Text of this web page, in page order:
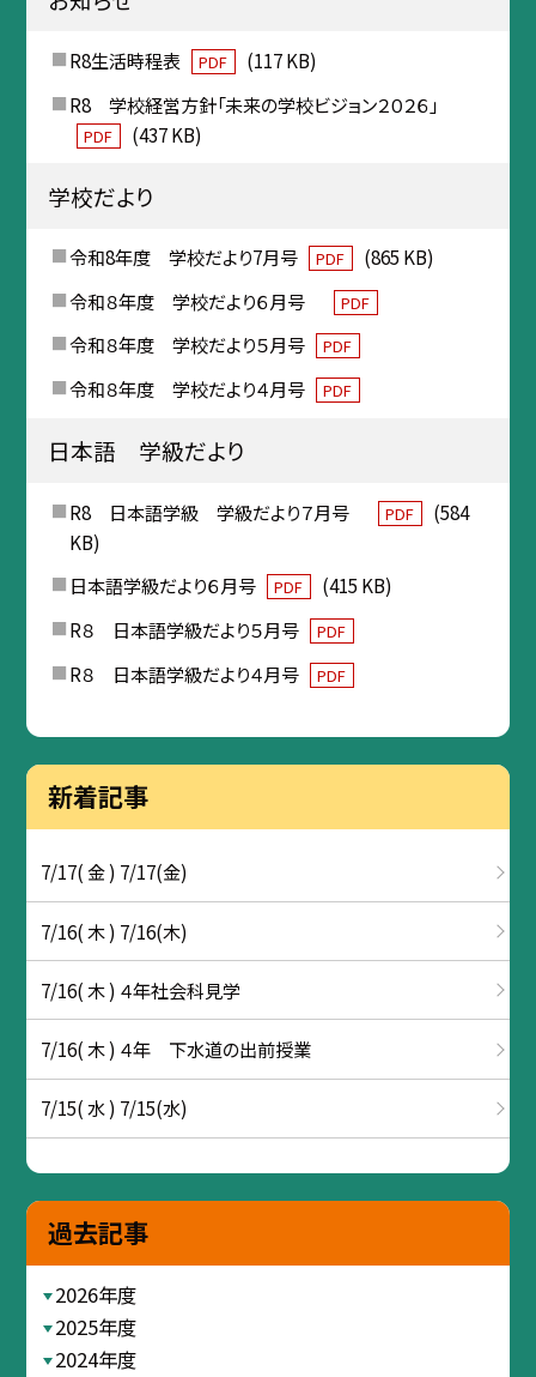
R8生活時程表 PDF
(117 KB)
R8 学校経営方針「未来の学校ビジョン２０２６」
PDF (437 KB)
学校だより
令和8年度 学校だより7月号 PDF
(865 KB)
令和８年度 学校だより６月号
PDF
令和８年度 学校だより５月号 PDF
令和８年度 学校だより４月号 PDF
日本語 学級だより
R8 日本語学級 学級だより７月号 PDF
(584
KB)
日本語学級だより６月号
PDF
(415 KB)
R８ 日本語学級だより５月号
PDF
R８ 日本語学級だより４月号 PDF
新着記事
7/17( 金 ) 7/17(金)
7/16( 木 ) 7/16(木)
7/16( 木 ) ４年社会科見学
7/16( 木 ) ４年 下水道の出前授業
7/15( 水 ) 7/15(水)
過去記事
2026年度
2025年度
2024年度